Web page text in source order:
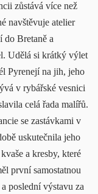
zůstává více než
navštěvuje atelier
do Bretaně a
Udělá si krátký výlet
Pyrenejí na jih, jeho
v rybářské vesnici
celá řada malířů.
se zastávkami v
uskutečnila jeho
a kresby, které
první samostatnou
poslední výstavu za